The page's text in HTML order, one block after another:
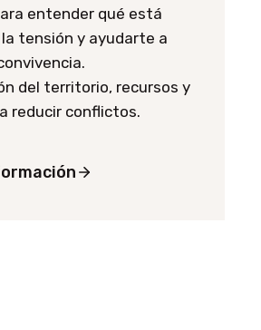
entender qué está
tensión y ayudarte a
del territorio, recursos y
reducir conflictos.